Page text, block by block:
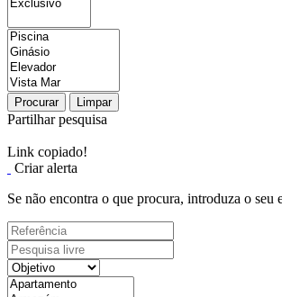
Procurar Limpar
Partilhar pesquisa
Link copiado!
Criar alerta
Se não encontra o que procura, introduza o